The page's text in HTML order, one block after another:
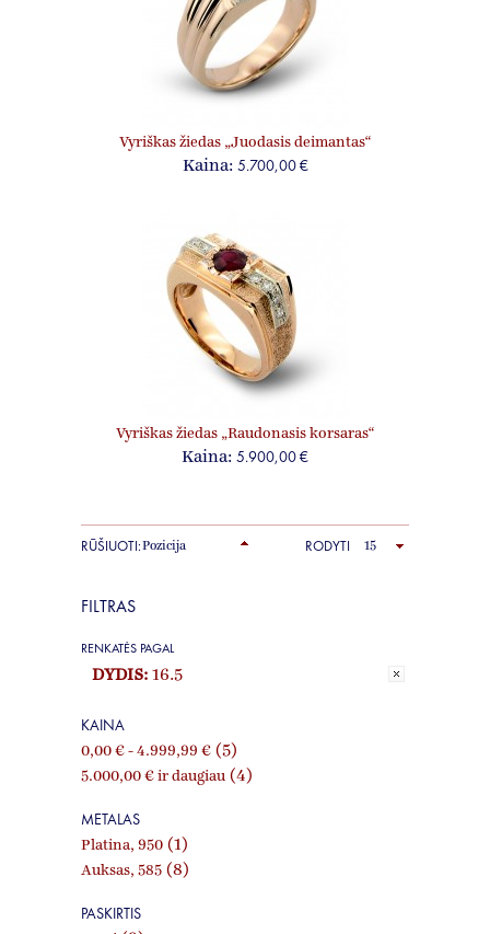
Vyriškas žiedas „Juodasis deimantas“
Kaina: 5.700,00 €
Vyriškas žiedas „Raudonasis korsaras“
Kaina: 5.900,00 €
RŪŠIUOTI: RODYTI
FILTRAS
RENKATĖS PAGAL
DYDIS: 16.5
KAINA
0,00 € - 4.999,99 € (5)
5.000,00 € ir daugiau (4)
METALAS
Platina, 950 (1)
Auksas, 585 (8)
PASKIRTIS